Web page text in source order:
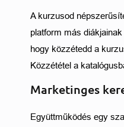
A kurzusod
platform más
hogy közzétedd a
Közzététel a
Marketinges
Együttműködés egy